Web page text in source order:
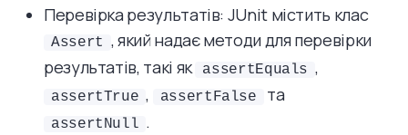
Перевірка результатів: JUnit містить клас
Assert , який надає методи для перевірки
результатів, такі як
assertEquals ,
assertTrue , assertFalse та
assertNull .